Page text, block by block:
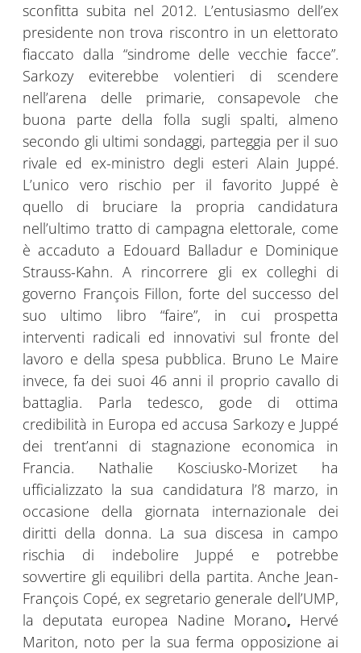
sconfitta subita nel 2012. L’entusiasmo dell’ex
presidente non trova riscontro in un elettorato
fiaccato dalla “sindrome delle vecchie facce”.
Sarkozy eviterebbe volentieri di scendere
nell’arena delle primarie, consapevole che
buona parte della folla sugli spalti, almeno
secondo gli ultimi sondaggi, parteggia per il suo
rivale ed ex-ministro degli esteri Alain Juppé.
L’unico vero rischio per il favorito Juppé è
quello di bruciare la propria candidatura
nell’ultimo tratto di campagna elettorale, come
è accaduto a Edouard Balladur e Dominique
Strauss-Kahn. A rincorrere gli ex colleghi di
governo François Fillon, forte del successo del
suo ultimo libro “faire”, in cui prospetta
interventi radicali ed innovativi sul fronte del
lavoro e della spesa pubblica. Bruno Le Maire
invece, fa dei suoi 46 anni il proprio cavallo di
battaglia. Parla tedesco, gode di ottima
credibilità in Europa ed accusa Sarkozy e Juppé
dei trent’anni di stagnazione economica in
Francia. Nathalie Kosciusko-Morizet ha
ufficializzato la sua candidatura l’8 marzo, in
occasione della giornata internazionale dei
diritti della donna. La sua discesa in campo
rischia di indebolire Juppé e potrebbe
sovvertire gli equilibri della partita. Anche Jean-
François Copé, ex segretario generale dell’UMP,
la deputata europea Nadine Morano, Hervé
Mariton, noto per la sua ferma opposizione ai